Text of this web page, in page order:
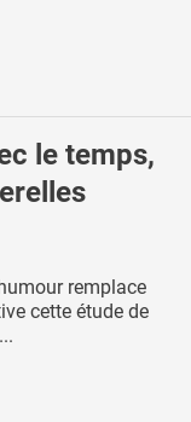
le temps,
remplace
cette étude de